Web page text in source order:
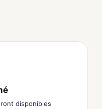
disponibles